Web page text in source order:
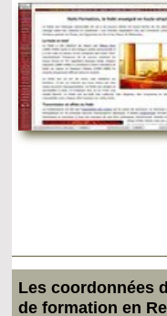
Les coordonnées
de formation en